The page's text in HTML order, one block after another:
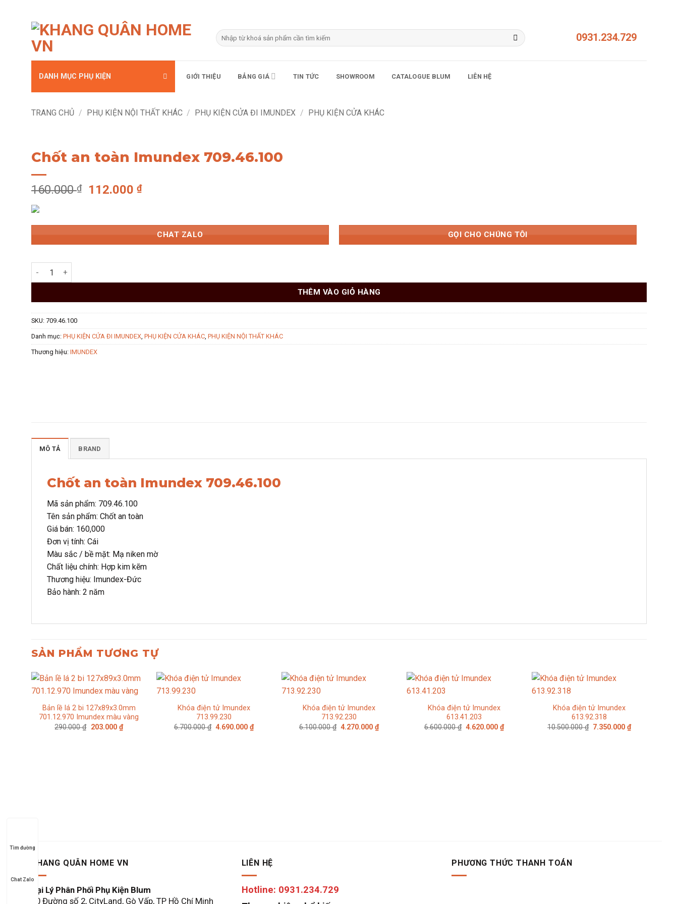
dung
Tìm
kiếm:
0931.234.729
DANH MỤC PHỤ KIỆN GIỚI THIỆU BẢNG GIÁ TIN TỨC SHOWROOM CATALOGUE BLUM LIÊN HỆ
TRANG CHỦ / PHỤ KIỆN NỘI THẤT KHÁC / PHỤ KIỆN CỬA ĐI IMUNDEX / PHỤ KIỆN CỬA KHÁC
Chốt an toàn Imundex 709.46.100
160.000₫
Giá
160.000 ₫.
112.000₫Giá
là:
112.000 ₫.
CHAT ZALO GỌI CHO CHÚNG TÔI
Chốt an toàn Imundex 709.46.100 số lượng
THÊM VÀO GIỎ HÀNG
SKU: 709.46.100
Danh mục: PHỤ KIỆN CỬA ĐI IMUNDEX, PHỤ KIỆN CỬA KHÁC, PHỤ KIỆN NỘI THẤT KHÁC
Thương hiệu: IMUNDEX
MÔ TẢ BRAND
Chốt an toàn Imundex 709.46.100
Mã sản phẩm: 709.46.100
Tên sản phẩm: Chốt an toàn
Giá bán: 160,000
Đơn vị tính: Cái
Màu sắc / bề mặt: Mạ niken mờ
Chất liệu chính: Hợp kim kẽm
Thương hiệu: Imundex-Đức
Bảo hành: 2 năm
SẢN PHẨM TƯƠNG TỰ
Bản lề lá 2 bi 127x89x3.0mm
701.12.970 Imundex màu vàng
290.000₫ Giá
203.000 ₫Giá
hiện
Khóa điện tử Imundex
713.99.230
6.700.000₫ Giá
4.690.000₫Giá
hiện
Khóa điện tử Imundex
713.92.230
6.100.000₫ Giá
4.270.000₫Giá
hiện
Khóa điện tử Imundex
613.41.203
6.600.000₫ Giá
4.620.000₫Giá
hiện
Khóa điện tử Imundex
613.92.318
10.500.000₫ Giá
7.350.000₫Giá
hiện
KHANG QUÂN HOME VN
Đại Lý Phân Phối Phụ Kiện Blum
60 Đường số 2, CityLand, Gò Vấp, TP Hồ Chí Minh
LIÊN HỆ
Hotline: 0931.234.729
PHƯƠNG THỨC THANH TOÁN
Tìm đường
Chat Zalo